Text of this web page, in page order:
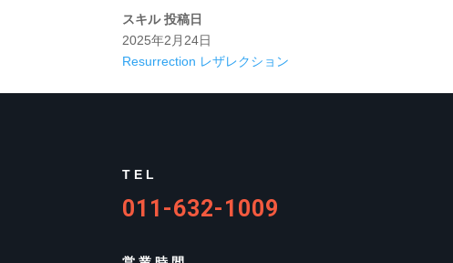
スキル 投稿日
2025年2月24日
Resurrection レザレクション
TEL
011-632-1009